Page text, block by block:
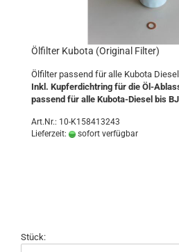
Ölfilter Kubota (Original Filter)
Ölfilter passend für alle Kubota
Inkl. Kupferdichtring für die Öl-
passend für alle Kubota-Diesel bis
Art.Nr.: 10-K158413243
Lieferzeit:
sofort verfügbar
Stück: